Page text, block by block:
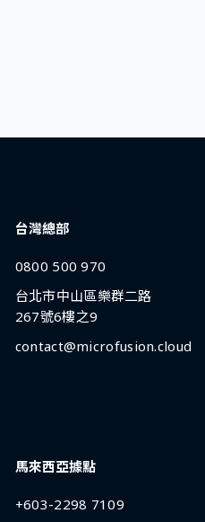
台灣總部
0800 500 970
台北市中山區樂群二路
267號6樓之9
contact@microfusion.cloud
馬來西亞據點
+603-2298 7109